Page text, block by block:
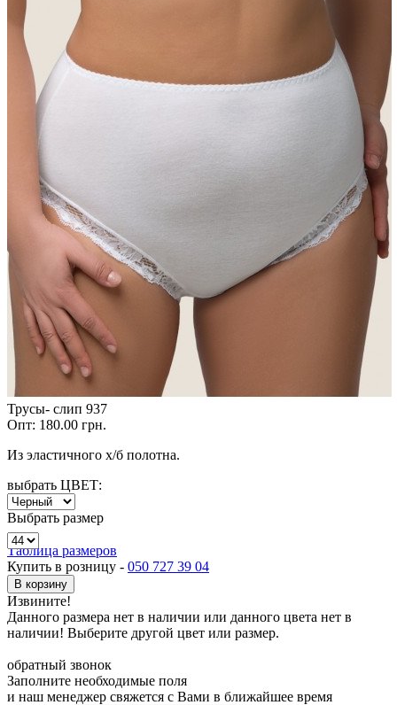
Трусы- слип 937
Опт: 180.00 грн.
Из эластичного х/б полотна.
выбрать ЦВЕТ:
Выбрать размер
Таблица размеров
Купить в розницу - 050 727 39 04
В корзину
Извините!
Данного размера нет в наличии или данного цвета нет в
наличии! Выберите другой цвет или размер.
обратный звонок
Заполните необходимые поля
и наш менеджер свяжется с Вами в ближайшее время